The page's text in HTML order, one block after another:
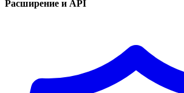
Расширение и API